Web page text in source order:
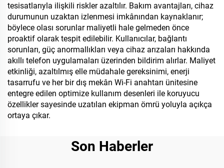
tesisatlarıyla ilişkili riskler azaltılır. Bakım avantajları, cihaz
durumunun uzaktan izlenmesi imkânından kaynaklanır;
böylece olası sorunlar maliyetli hale gelmeden önce
proaktif olarak tespit edilebilir. Kullanıcılar, bağlantı
sorunları, güç anormallıkları veya cihaz arızaları hakkında
akıllı telefon uygulamaları üzerinden bildirim alırlar. Maliyet
etkinliği, azaltılmış elle müdahale gereksinimi, enerji
tasarrufu ve her bir dış mekân Wi-Fi anahtarı ünitesine
entegre edilen optimize kullanım desenleri ile koruyucu
özellikler sayesinde uzatılan ekipman ömrü yoluyla açıkça
ortaya çıkar.
Son Haberler